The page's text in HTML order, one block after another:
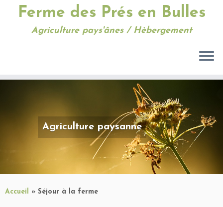
Ferme des Prés en Bulles
Agriculture pays'ânes / Hèbergement
Agriculture paysanne
Accueil » Séjour à la ferme